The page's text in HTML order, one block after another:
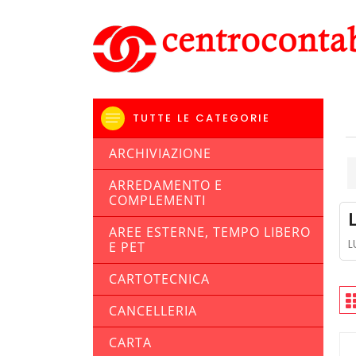
TUTTE LE CATEGORIE
ARCHIVIAZIONE
ARREDAMENTO E
COMPLEMENTI
AREE ESTERNE, TEMPO LIBERO
E PET
CARTOTECNICA
CANCELLERIA
CARTA